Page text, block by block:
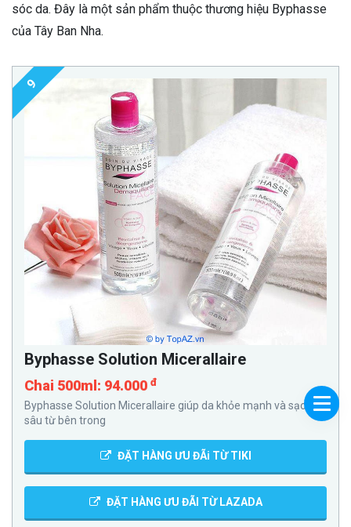
sóc da. Đây là một sản phẩm thuộc thương hiệu Byphasse
của Tây Ban Nha.
9
Byphasse Solution Micerallaire
Chai 500ml: 94.000 đ
Byphasse Solution Micerallaire giúp da khỏe mạnh và sạch
sâu từ bên trong
ĐẶT HÀNG ƯU ĐÃi TỪ TIKI
ĐẶT HÀNG ƯU ĐÃI TỪ LAZADA